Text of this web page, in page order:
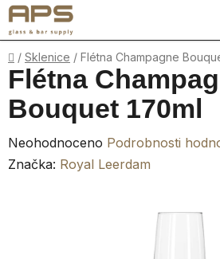
Přejít
na
obsah
Domů
/ Sklenice / Flétna Champagne
Flétna
Bouquet 170ml
Průměrné
hodnocení
Neohodnoceno Podrobnosti
Značka: Royal Leerdam